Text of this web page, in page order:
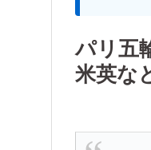
パリ五
米英な